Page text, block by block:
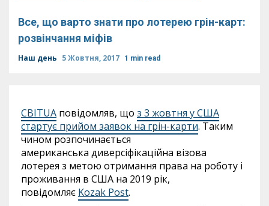
Все, що варто знати про лотерею грін-карт:
розвінчання міфів
Наш день 5 Жовтня, 2017 1 min read
СВІТUA повідомляв, що з 3 жовтня у США
стартує прийом заявок на грін-карти. Таким
чином розпочинається
американська диверсіфікаційна візова
лотерея з метою отримання права на роботу і
проживання в США на 2019 рік,
повідомляє Kozak Post.